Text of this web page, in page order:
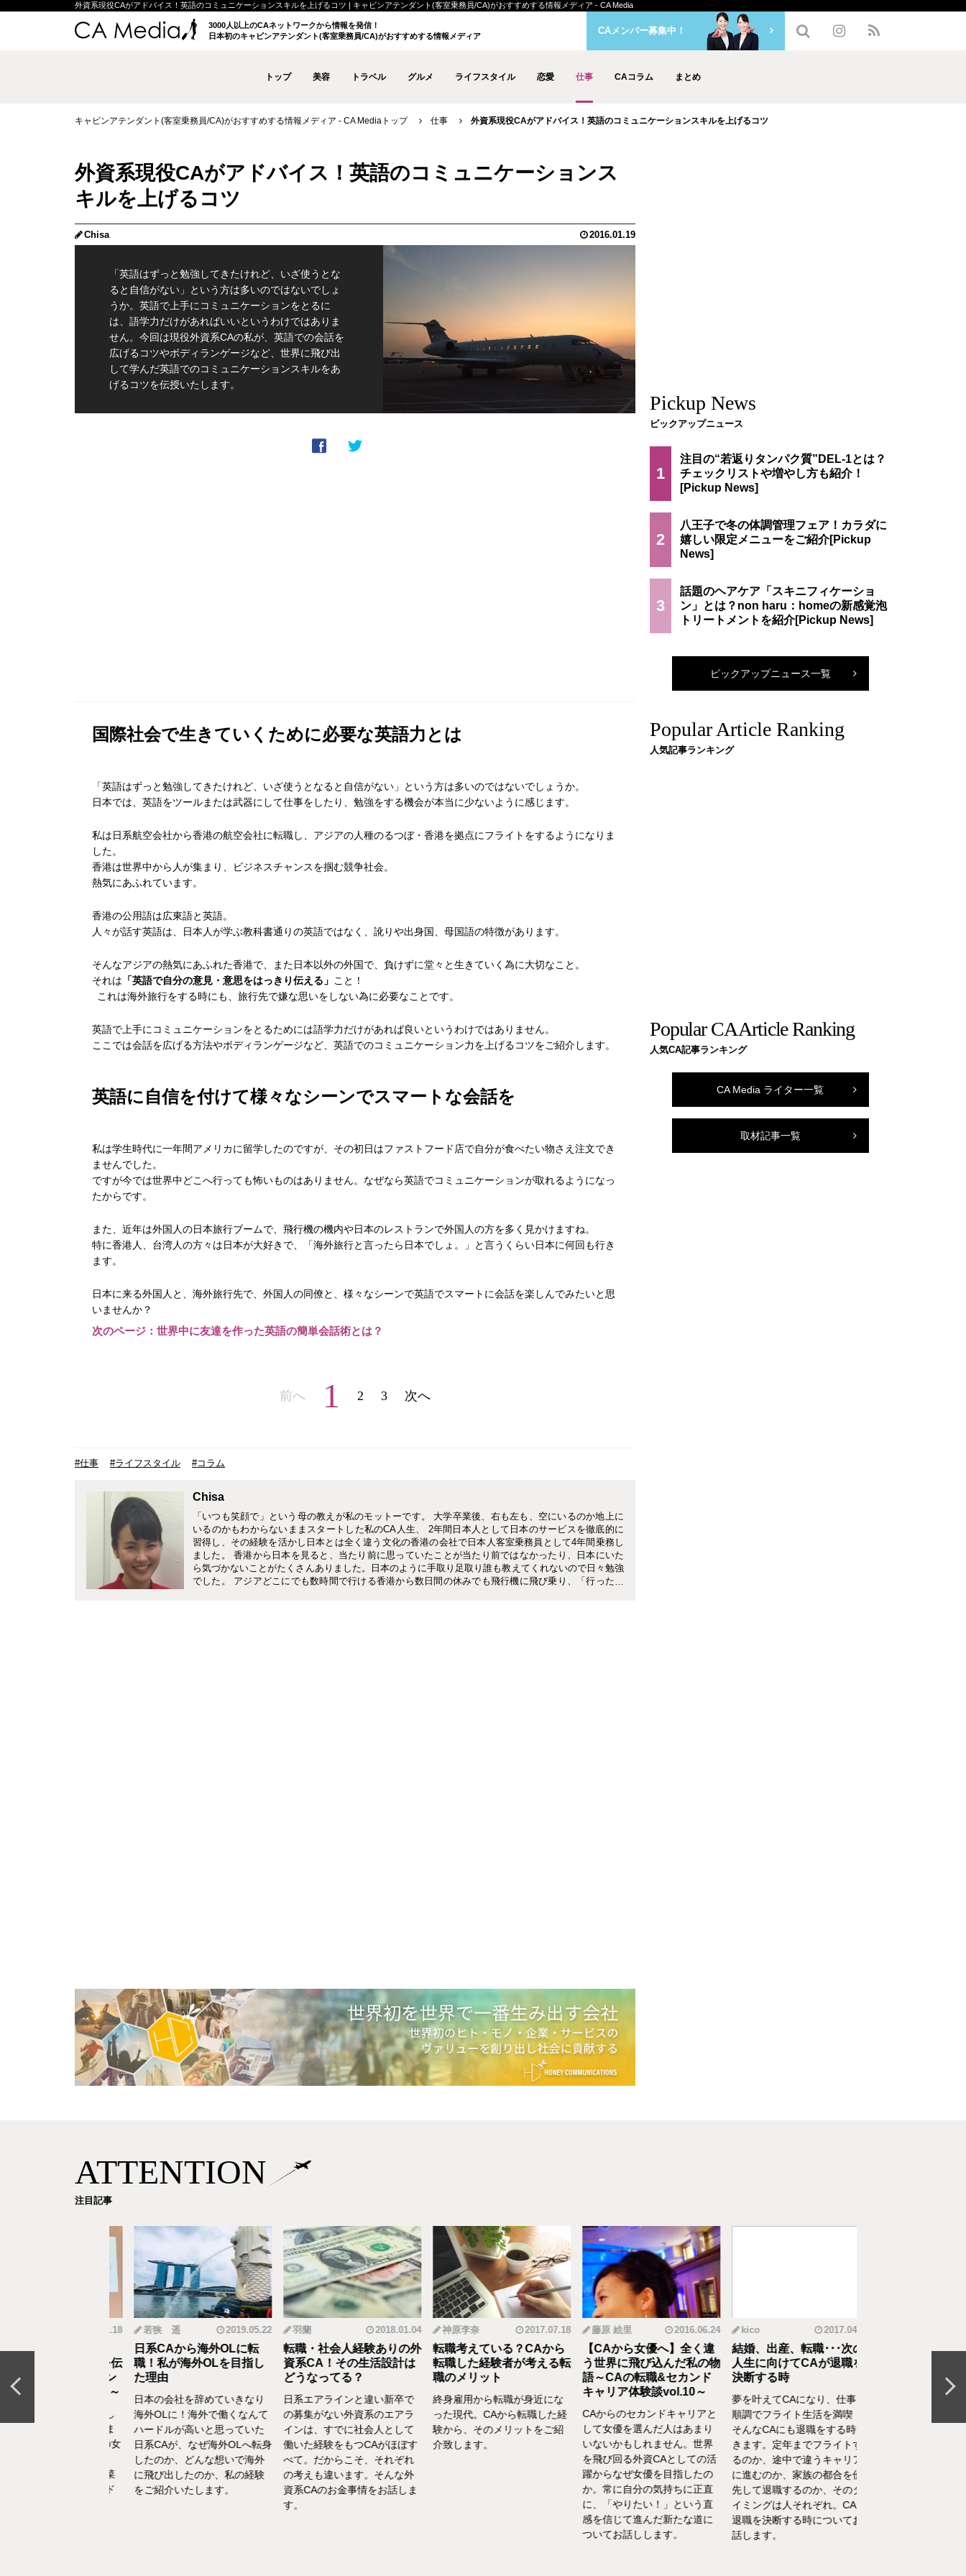
外資系現役CAがアドバイス！英語のコミュニケーションスキルを上げるコツ | キャビンアテンダント(客室乗務員/CA)がおすすめする情報メディア - CA Media
3000人以上のCAネットワークから情報を発信！
日本初のキャビンアテンダント(客室乗務員/CA)がおすすめする情報メディア
トップ 美容 トラベル グルメ ライフスタイル 恋愛 仕事 CAコラム まとめ
CAメンバー募集中！
キャビンアテンダント(客室乗務員/CA)がおすすめする情報メディア - CA Mediaトップ 仕事 外資系現役CAがアドバイス！英語のコミュニケーションスキルを上げるコツ
外資系現役CAがアドバイス！英語のコミュニケーションス
キルを上げるコツ
Chisa 2016.01.19
「英語はずっと勉強してきたけれど、いざ使うとな
ると自信がない」という方は多いのではないでしょ
うか。英語で上手にコミュニケーションをとるに
は、語学力だけがあればいいというわけではありま
せん。今回は現役外資系CAの私が、英語での会話を
広げるコツやボディランゲージなど、世界に飛び出
して学んだ英語でのコミュニケーションスキルをあ
げるコツを伝授いたします。
国際社会で生きていくために必要な英語力とは
「英語はずっと勉強してきたけれど、いざ使うとなると自信がない」という方は多いのではないでしょうか。
日本では、英語をツールまたは武器にして仕事をしたり、勉強をする機会が本当に少ないように感じます。
私は日系航空会社から香港の航空会社に転職し、アジアの人種のるつぼ・香港を拠点にフライトをするようになりま
した。
香港は世界中から人が集まり、ビジネスチャンスを掴む競争社会。
熱気にあふれています。
香港の公用語は広東語と英語。
人々が話す英語は、日本人が学ぶ教科書通りの英語ではなく、訛りや出身国、母国語の特徴があります。
そんなアジアの熱気にあふれた香港で、また日本以外の外国で、負けずに堂々と生きていく為に大切なこと。
それは 「英語で自分の意見・意思をはっきり伝える」 こと！
これは海外旅行をする時にも、旅行先で嫌な思いをしない為に必要なことです。
英語で上手にコミュニケーションをとるためには語学力だけがあれば良いというわけではありません。
ここでは会話を広げる方法やボディランゲージなど、英語でのコミュニケーション力を上げるコツをご紹介します。
英語に自信を付けて様々なシーンでスマートな会話を
私は学生時代に一年間アメリカに留学したのですが、その初日はファストフード店で自分が食べたい物さえ注文でき
ませんでした。
ですが今では世界中どこへ行っても怖いものはありません。なぜなら英語でコミュニケーションが取れるようになっ
たからです。
また、近年は外国人の日本旅行ブームで、飛行機の機内や日本のレストランで外国人の方を多く見かけますね。
特に香港人、台湾人の方々は日本が大好きで、「海外旅行と言ったら日本でしょ。」と言うくらい日本に何回も行き
ます。
日本に来る外国人と、海外旅行先で、外国人の同僚と、様々なシーンで英語でスマートに会話を楽しんでみたいと思
いませんか？
次のページ：世界中に友達を作った英語の簡単会話術とは？
前へ 1 2 3 次へ
#仕事 #ライフスタイル #コラム
Chisa
「いつも笑顔で」という母の教えが私のモットーです。 大学卒業後、右も左も、空にいるのか地上に
いるのかもわからないままスタートした私のCA人生、 2年間日本人として日本のサービスを徹底的に
習得し、その経験を活かし日本とは全く違う文化の香港の会社で日本人客室乗務員として4年間乗務し
ました。 香港から日本を見ると、当たり前に思っていたことが当たり前ではなかったり、日本にいた
ら気づかないことがたくさんありました。日本のように手取り足取り誰も教えてくれないので日々勉強
でした。 アジアどこにでも数時間で行ける香港から数日間の休みでも飛行機に飛び乗り、「行ったこ
Pickup News
ピックアップニュース
1
注目の“若返りタンパク質”DEL-1とは？
チェックリストや増やし方も紹介！
2
八王子で冬の体調管理フェア！カラダに
嬉しい限定メニューをご紹介
3
話題のヘアケア「スキニフィケーショ
ン」とは？non haru：homeの新感覚泡
トリートメントを紹介
ピックアップニュース一覧
Popular Article Ranking
人気記事ランキング
Popular CA Article Ranking
人気CA記事ランキング
CA Media ライター一覧
取材記事一覧
ATTENTION
注目記事
ら野菜ソムリエ
の転職＆セカン
ア体験談vol.13～
若狭 遥 2019.05.22
日系CAから海外OLに転
職！私が海外OLを目指し
た理由
日本の会社を辞めていきなり
海外OLに！海外で働くなんて
ハードルが高いと思っていた
日系CAが、なぜ海外OLへ転身
したのか、どんな想いで海外
に飛び出したのか、私の経験
をご紹介いたします。
羽蘭 2018.01.04
転職・社会人経験ありの外
資系CA！その生活設計は
どうなってる？
日系エアラインと違い新卒で
の募集がない外資系のエアラ
インは、すでに社会人として
働いた経験をもつCAがほぼす
べて。だからこそ、それぞれ
の考えも違います。そんな外
資系CAのお金事情をお話しま
す。
神原李奈 2017.07.18
転職考えている？CAから
転職した経験者が考える転
職のメリット
終身雇用から転職が身近にな
った現代。CAから転職した経
験から、そのメリットをご紹
介致します。
藤原 絵里 2016.06.24
【CAから女優へ】全く違
う世界に飛び込んだ私の物
語～CAの転職&セカンド
キャリア体験談vol.10～
CAからのセカンドキャリアと
して女優を選んだ人はあまり
いないかもしれません。世界
を飛び回る外資CAとしての活
躍からなぜ女優を目指したの
か。常に自分の気持ちに正直
に、「やりたい！」という直
感を信じて進んだ新たな道に
ついてお話しします。
kico 2017.04.14
結婚、出産、転職･･･次の
人生に向けてCAが退職を
決断する時
夢を叶えてCAになり、仕事も
順調でフライト生活を満喫！
そんなCAにも退職をする時が
きます。定年までフライトす
るのか、途中で違うキャリア
に進むのか、家族の都合を優
先して退職するのか、そのタ
イミングは人それぞれ。CAが
退職を決断する時についてお
話します。
元CAの育児論！離
間を持ちたいをCA